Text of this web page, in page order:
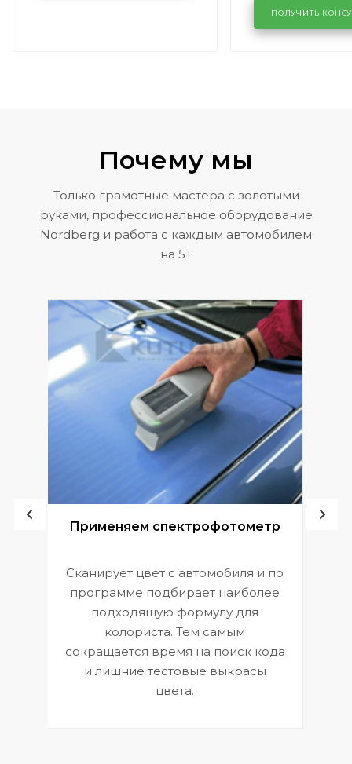
районе
Volkswagen
ПОЛУЧИТЬ
Почему мы
Только грамотные мастера с золотыми
руками, профессиональное оборудование
Nordberg и работа с каждым автомобилем
на 5+
Применяем спектрофотометр
Сканирует цвет с автомобиля и по
программе подбирает наиболее
подходящую формулу для
колориста. Тем самым
сокращается время на поиск кода
и лишние тестовые выкрасы
цвета.